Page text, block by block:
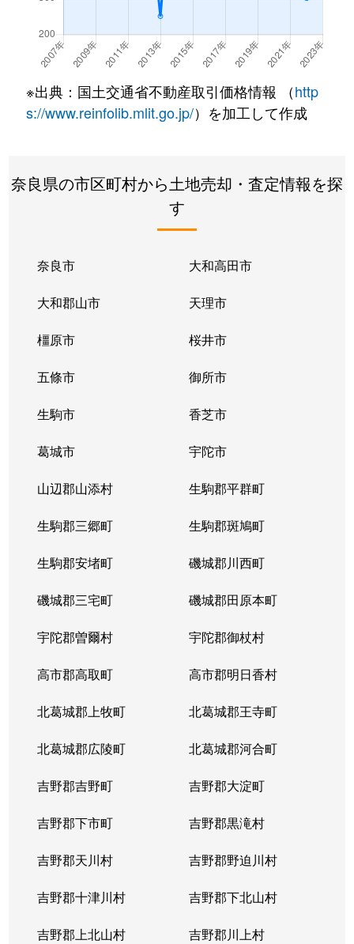
※出典：国土交通省不動産取引価格情報 （http
s://www.reinfolib.mlit.go.jp/）を加工して作成
奈良県の市区町村から土地売却・査定情報を探
す
奈良市 大和高田市
大和郡山市 天理市
橿原市 桜井市
五條市 御所市
生駒市 香芝市
葛城市 宇陀市
山辺郡山添村 生駒郡平群町
生駒郡三郷町 生駒郡斑鳩町
生駒郡安堵町 磯城郡川西町
磯城郡三宅町 磯城郡田原本町
宇陀郡曽爾村 宇陀郡御杖村
高市郡高取町 高市郡明日香村
北葛城郡上牧町 北葛城郡王寺町
北葛城郡広陵町 北葛城郡河合町
吉野郡吉野町 吉野郡大淀町
吉野郡下市町 吉野郡黒滝村
吉野郡天川村 吉野郡野迫川村
吉野郡十津川村 吉野郡下北山村
吉野郡上北山村 吉野郡川上村